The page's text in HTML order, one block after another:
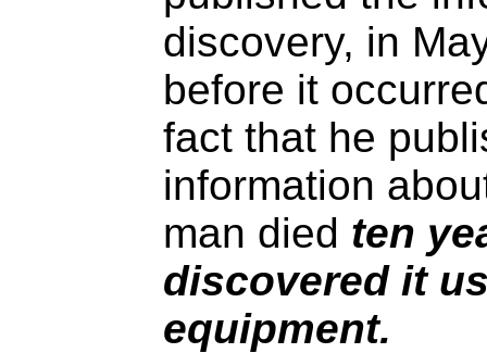
discovery, in
before it
fact that he
information
man died ten
discovered it
equipment.